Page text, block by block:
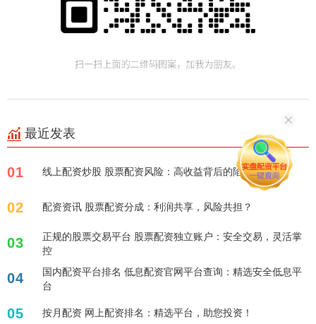
最近发表
01 线上配资炒股 股票配资风险：高收益背后的陷阱
02 配资资讯 股票配资分成：利润共享，风险共担？
03
正规的股票交易平台 股票配资独立账户：安全交易，灵活掌
控
04
国内配资平台排名 低息配资官网平台查询：精选安全低息平
台
05 按月配资 网上配资排名：精选平台，助您投资！